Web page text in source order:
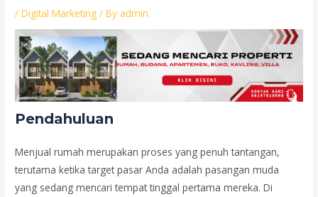
/Digital Marketing / By admin
Pendahuluan
Menjual rumah merupakan proses yang penuh tantangan,
terutama ketika target pasar Anda adalah pasangan muda
yang sedang mencari tempat tinggal pertama mereka. Di